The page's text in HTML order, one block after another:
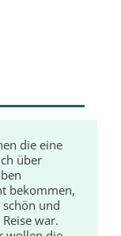
die eine
über
bekommen,
und
war.